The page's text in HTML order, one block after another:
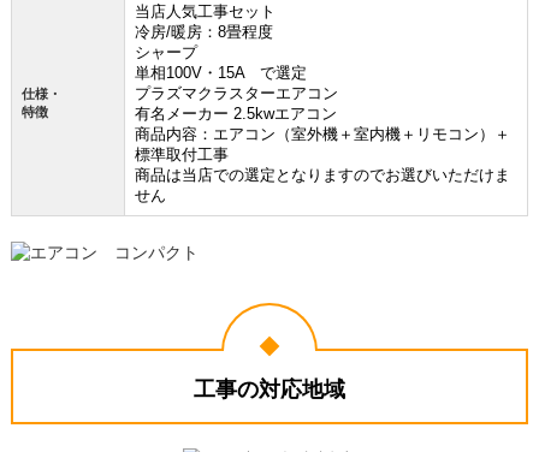
仕様・
特徴
当店人気工事セット
冷房/暖房：8畳程度
シャープ
単相100V・15A で選定
プラズマクラスターエアコン
有名メーカー 2.5kwエアコン
商品内容：エアコン（室外機＋室内機＋リモコン）＋
標準取付工事
商品は当店での選定となりますのでお選びいただけま
せん
工事の対応地域